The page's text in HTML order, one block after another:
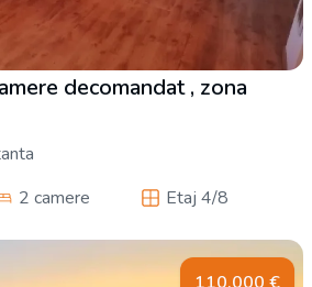
decomandat , zona
2 camere Etaj 4/8